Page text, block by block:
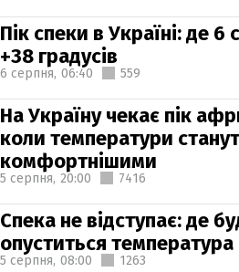
Пік спеки в Україні: де 6
+38 градусів
6 серпня, 06:40 559
На Україну чекає пік
коли температури
комфортнішими
5 серпня, 20:00 7416
Спека не відступає: де
опуститься
5 серпня, 08:00 1263